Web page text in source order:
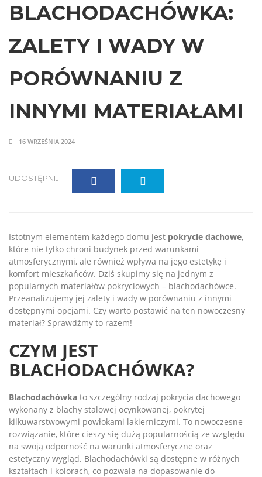
BLACHODACHÓWKA:
ZALETY I WADY W
PORÓWNANIU Z
INNYMI MATERIAŁAMI
16 WRZEŚNIA 2024
UDOSTĘPNIJ:
Istotnym elementem każdego domu jest pokrycie dachowe,
które nie tylko chroni budynek przed warunkami
atmosferycznymi, ale również wpływa na jego estetykę i
komfort mieszkańców. Dziś skupimy się na jednym z
popularnych materiałów pokryciowych – blachodachówce.
Przeanalizujemy jej zalety i wady w porównaniu z innymi
dostępnymi opcjami. Czy warto postawić na ten nowoczesny
materiał? Sprawdźmy to razem!
CZYM JEST
BLACHODACHÓWKA?
Blachodachówka to szczególny rodzaj pokrycia dachowego
wykonany z blachy stalowej ocynkowanej, pokrytej
kilkuwarstwowymi powłokami lakierniczymi. To nowoczesne
rozwiązanie, które cieszy się dużą popularnością ze względu
na swoją odporność na warunki atmosferyczne oraz
estetyczny wygląd. Blachodachówki są dostępne w różnych
kształtach i kolorach, co pozwala na dopasowanie do